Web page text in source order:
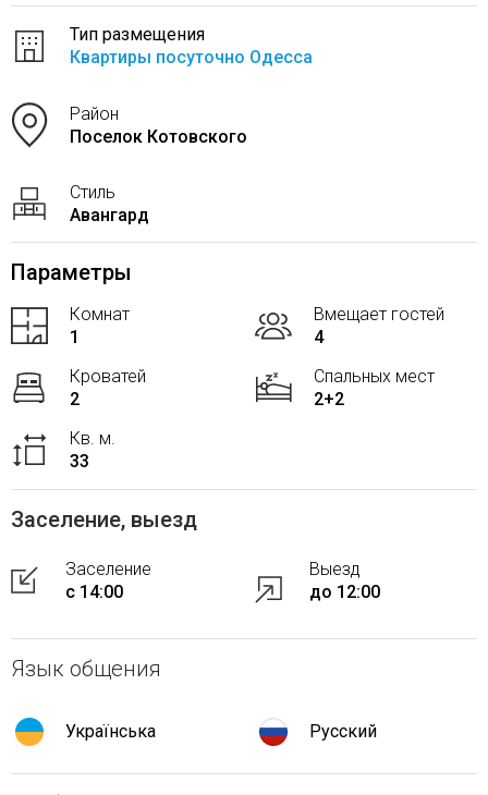
Тип размещения
Квартиры посуточно Одесса
Район
Поселок Котовского
Стиль
Авангард
Параметры
Комнат
1
Вмещает гостей
4
Кроватей
2
Спальных мест
2+2
Кв. м.
33
Заселение, выезд
Заселение
с 14:00
Выезд
до 12:00
Язык общения
Українська Русский